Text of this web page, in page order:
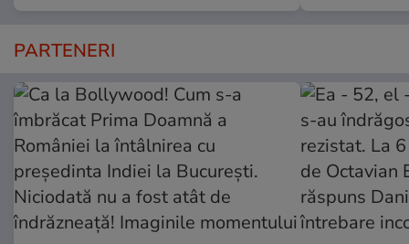
PARTENERI